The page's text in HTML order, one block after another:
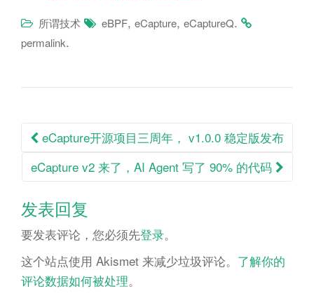
所谓技术 eBPF, eCapture, eCaptureQ.
permalink.
Post
navigation
eCapture开源项目三周年， v1.0.0 稳定版发布
eCapture v2 来了，AI Agent 写了 90% 的代码
发表回复
要发表评论，您必须先登录。
这个站点使用 Akismet 来减少垃圾评论。 了解你的
评论数据如何被处理。